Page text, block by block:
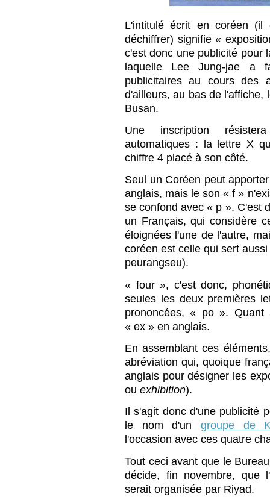
L'intitulé écrit en coréen
déchiffrer) signifie «
c'est donc une publicité pour
laquelle Lee Jung-jae a
publicitaires au cours des
d'ailleurs, au bas de l'affiche,
Busan.
Une inscription
automatiques : la lettre X
chiffre 4 placé à son côté.
Seul un Coréen peut
anglais, mais le son « f »
se confond avec « p ». C'est
un Français, qui considère
éloignées l'une de l'autre,
coréen est celle qui sert
peurangseu).
« four », c'est donc,
seules les deux premières
prononcées, « po ».
« ex » en anglais.
En assemblant ces
abréviation qui, quoique
anglais pour désigner les
ou exhibition).
Il s'agit donc d'une publicité
le nom d'un groupe de
l'occasion avec ces quatre
Tout ceci avant que le
décide, fin novembre, que
serait organisée par Riyad.